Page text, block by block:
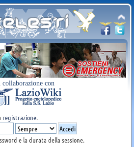
collaborazione con
registrazione.
e la durata della sessione.